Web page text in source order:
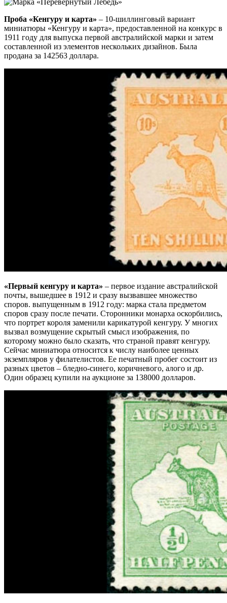
Проба «Кенгуру и карта» – 10-шиллинговый вариант
миниатюры «Кенгуру и карта», предоставленной на конкурс в
1911 году для выпуска первой австралийской марки и затем
составленной из элементов нескольких дизайнов. Была
продана за 142563 доллара.
«Первый кенгуру и карта» – первое издание австралийской
почты, вышедшее в 1912 и сразу вызвавшее множество
споров. выпущенным в 1912 году: марка стала предметом
споров сразу после печати. Сторонники монарха оскорбились,
что портрет короля заменили карикатурой кенгуру. У многих
вызвал возмущение скрытый смысл изображения, по
которому можно было сказать, что страной правят кенгуру.
Сейчас миниатюра относится к числу наиболее ценных
экземпляров у филателистов. Ее печатный пробег состоит из
разных цветов – бледно-синего, коричневого, алого и др.
Один образец купили на аукционе за 138000 долларов.